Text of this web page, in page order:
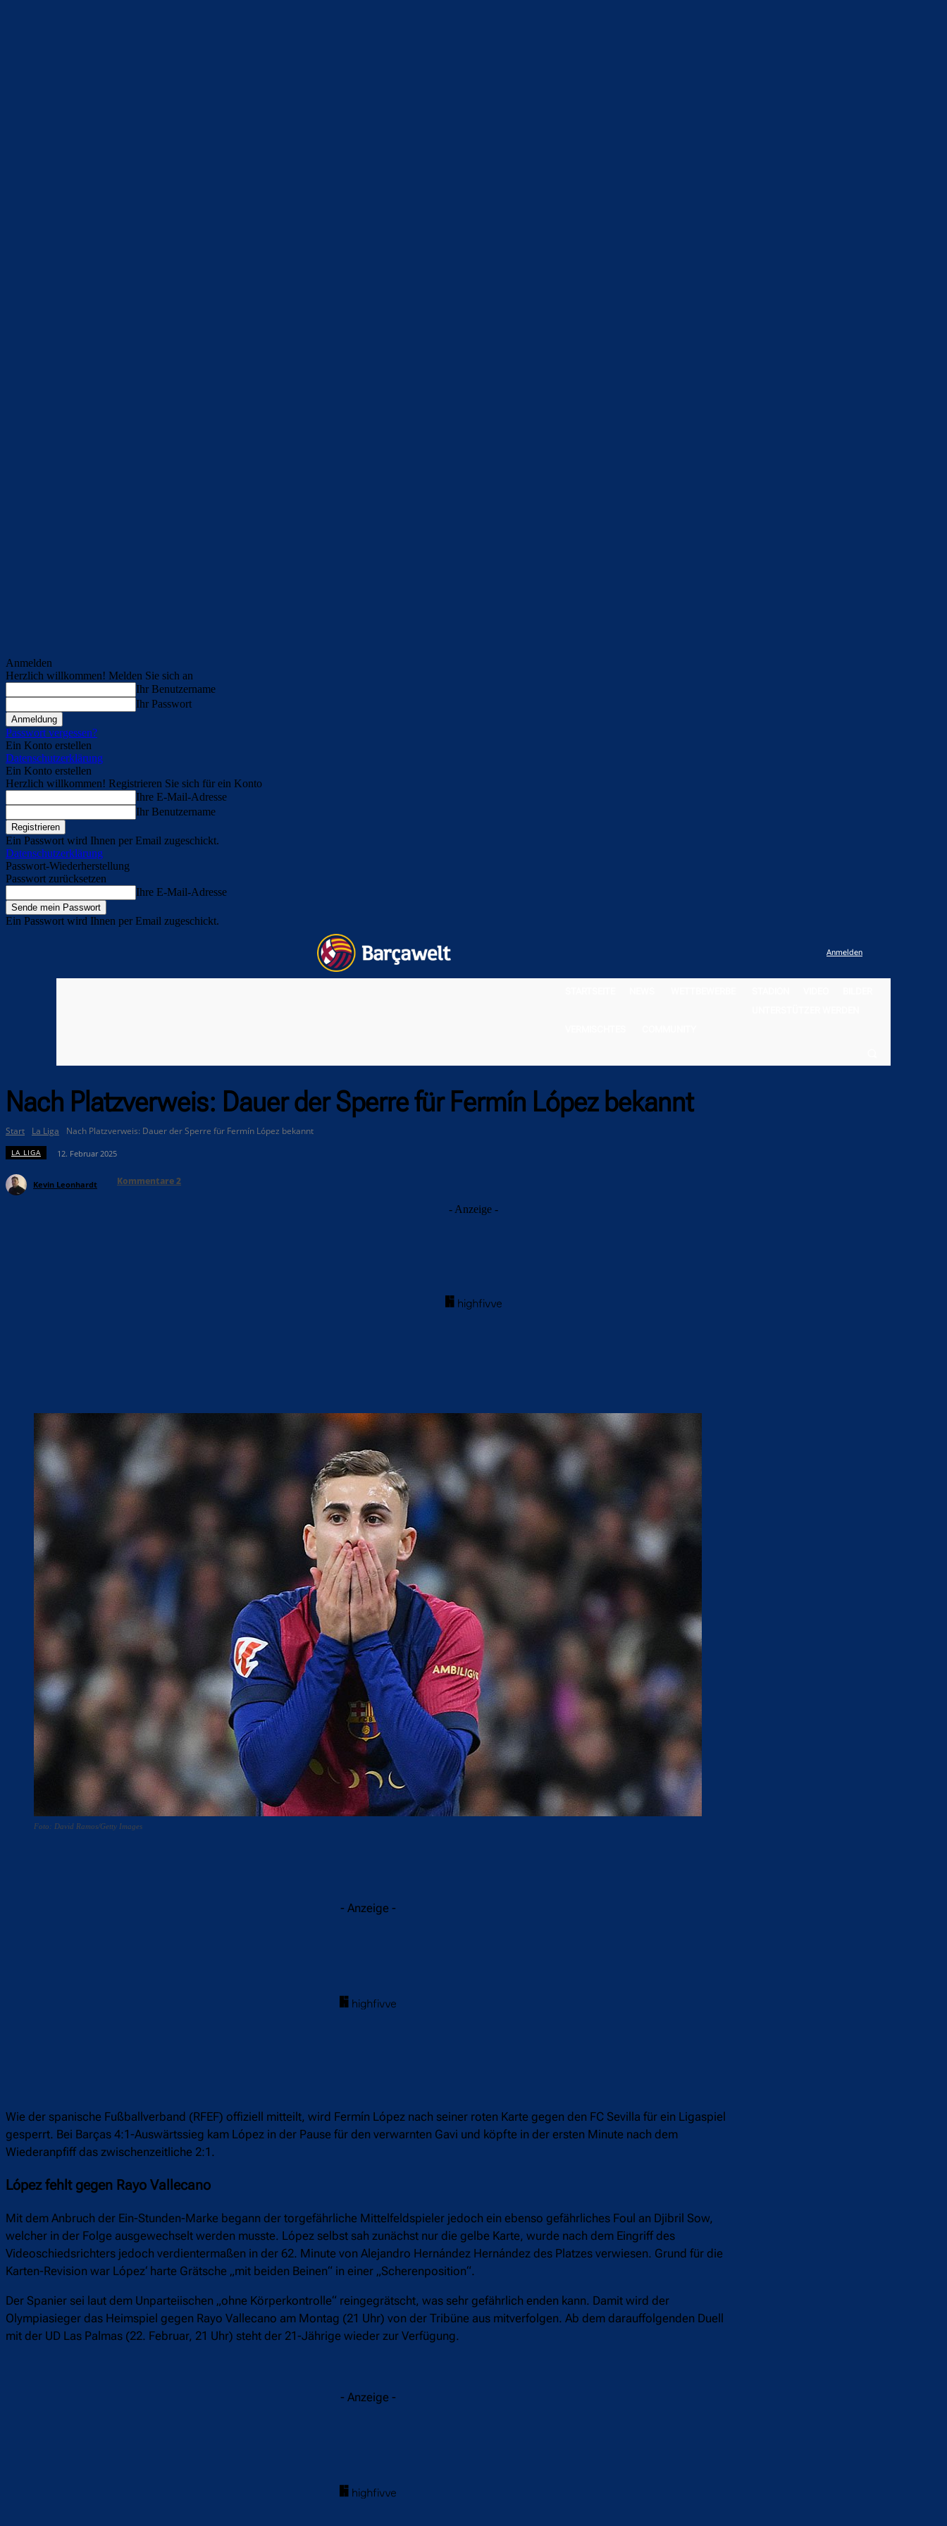
Anmelden
Herzlich willkommen! Melden Sie sich an
Ihr Benutzername
Ihr Passwort
Passwort vergessen?
Ein Konto erstellen
Datenschutzerklärung
Ein Konto erstellen
Herzlich willkommen! Registrieren Sie sich für ein Konto
Ihre E-Mail-Adresse
Ihr Benutzername
Ein Passwort wird Ihnen per Email zugeschickt.
Datenschutzerklärung
Passwort-Wiederherstellung
Passwort zurücksetzen
Ihre E-Mail-Adresse
Ein Passwort wird Ihnen per Email zugeschickt.
Anmelden
Nach Platzverweis: Dauer der Sperre für Fermín López bekannt
Start La Liga Nach Platzverweis: Dauer der Sperre für Fermín López bekannt
LA LIGA 12. Februar 2025
Kevin Leonhardt Kommentare2
- Anzeige -
Foto: David Ramos/Getty Images
- Anzeige -
Wie der spanische Fußballverband (RFEF) offiziell mitteilt, wird Fermín López nach seiner roten Karte gegen den FC Sevilla für ein Ligaspiel
gesperrt. Bei Barças 4:1-Auswärtssieg kam López in der Pause für den verwarnten Gavi und köpfte in der ersten Minute nach dem
Wiederanpfiff das zwischenzeitliche 2:1.
López fehlt gegen Rayo Vallecano
Mit dem Anbruch der Ein-Stunden-Marke begann der torgefährliche Mittelfeldspieler jedoch ein ebenso gefährliches Foul an Djibril Sow,
welcher in der Folge ausgewechselt werden musste. López selbst sah zunächst nur die gelbe Karte, wurde nach dem Eingriff des
Videoschiedsrichters jedoch verdientermaßen in der 62. Minute von Alejandro Hernández Hernández des Platzes verwiesen. Grund für die
Karten-Revision war López‘ harte Grätsche „mit beiden Beinen“ in einer „Scherenposition“.
Der Spanier sei laut dem Unparteiischen „ohne Körperkontrolle“ reingegrätscht, was sehr gefährlich enden kann. Damit wird der
Olympiasieger das Heimspiel gegen Rayo Vallecano am Montag (21 Uhr) von der Tribüne aus mitverfolgen. Ab dem darauffolgenden Duell
mit der UD Las Palmas (22. Februar, 21 Uhr) steht der 21-Jährige wieder zur Verfügung.
- Anzeige -